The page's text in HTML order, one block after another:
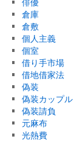
倉庫
倉敷
個人主義
個室
借り手市場
借地借家法
偽装
偽装カップル
偽装請負
元麻布
光熱費